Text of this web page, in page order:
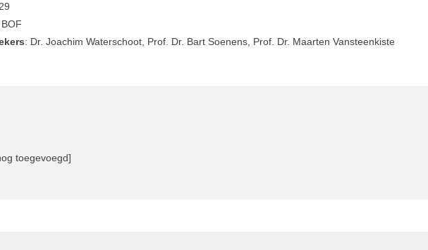
BOF
: Dr. Joachim Waterschoot, Prof. Dr. Bart Soenens, Prof. Dr. Maarten Vansteenkiste
toegevoegd]